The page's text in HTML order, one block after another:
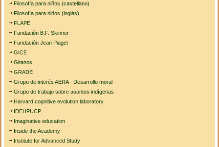
Filosofía para niños (castellano)
Filosofía para niños (inglés)
FLAPE
Fundación B.F. Skinner
Fundación Jean Piaget
GICE
Gitanos
GRADE
Grupo de interés AERA - Desarrollo moral
Grupo de trabajo sobre asuntos indígenas
Harvard cognitive evolution laboratory
IDEHPUCP
Imaginative education
Inside the Academy
Institute for Advanced Study